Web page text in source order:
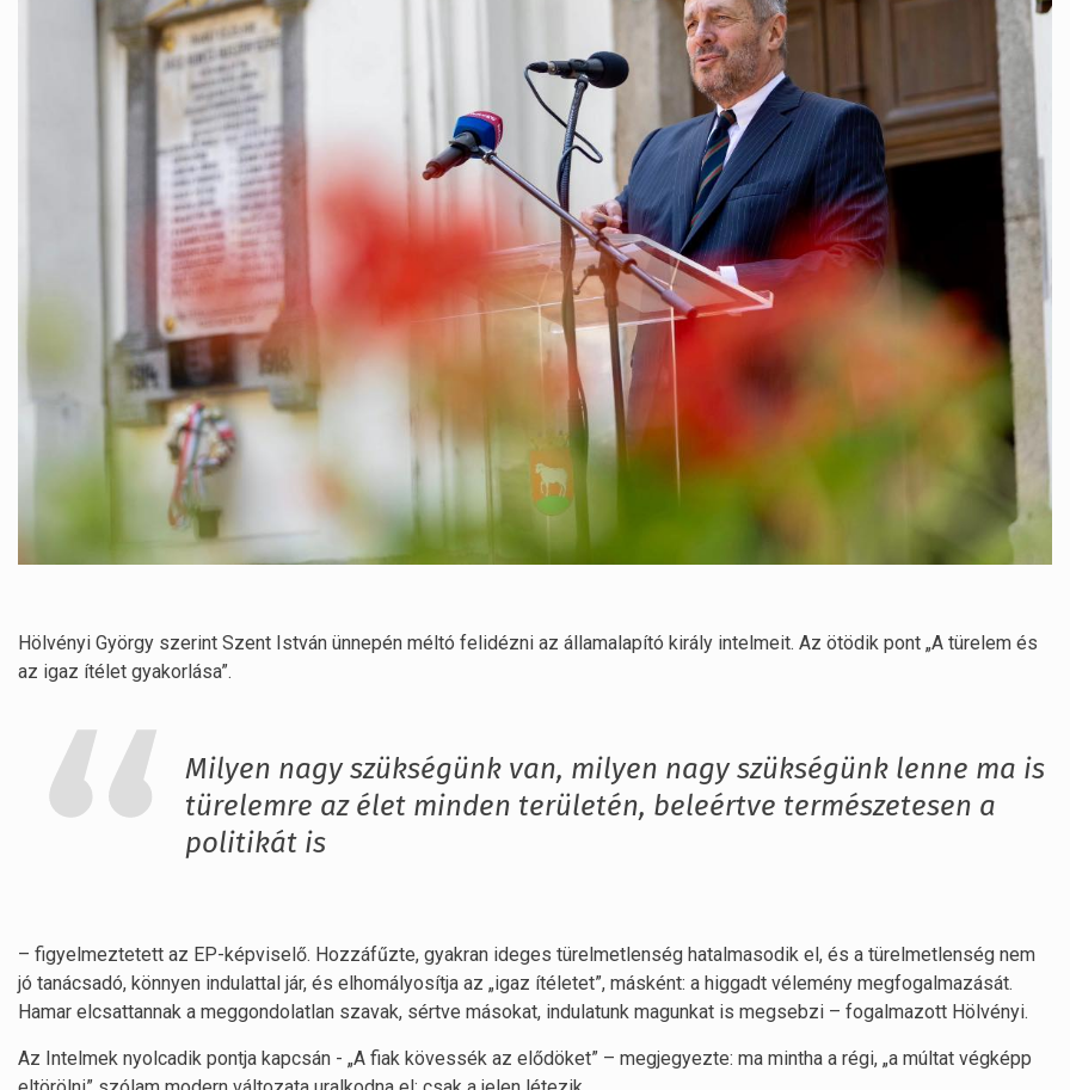
Hölvényi György szerint Szent István ünnepén méltó felidézni az államalapító király intelmeit. Az ötödik pont „A türelem és
az igaz ítélet gyakorlása”.
Milyen nagy szükségünk van, milyen nagy szükségünk lenne ma is
türelemre az élet minden területén, beleértve természetesen a
politikát is
– figyelmeztetett az EP-képviselő. Hozzáfűzte, gyakran ideges türelmetlenség hatalmasodik el, és a türelmetlenség nem
jó tanácsadó, könnyen indulattal jár, és elhomályosítja az „igaz ítéletet”, másként: a higgadt vélemény megfogalmazását.
Hamar elcsattannak a meggondolatlan szavak, sértve másokat, indulatunk magunkat is megsebzi – fogalmazott Hölvényi.
​Az Intelmek nyolcadik pontja kapcsán - „A fiak kövessék az elődöket” – megjegyezte: ma mintha a régi, „a múltat végképp